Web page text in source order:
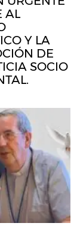
AL
Y LA
DE
SOCIO